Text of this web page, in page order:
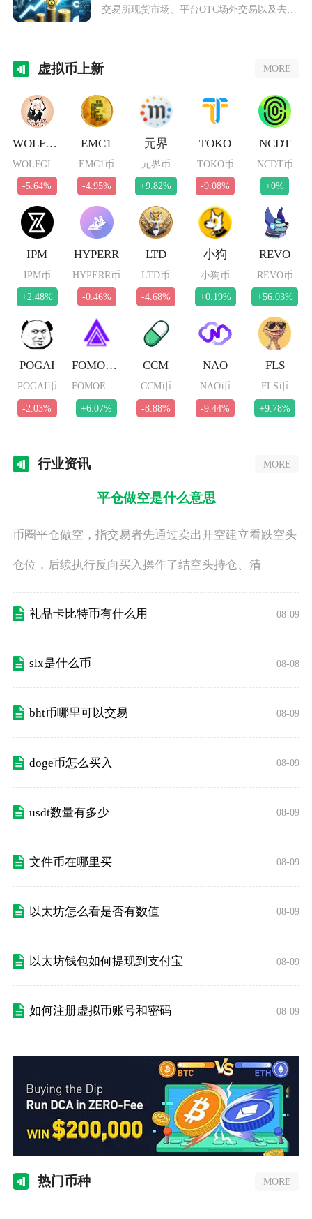
交易所现货市场、平台OTC场外交易以及去中
虚拟币上新 MORE
WOLFGIRL
-5.64%
EMC1
EMC1币
-4.95%
元界
元界币
+9.82%
TOKO
TOKO币
-9.08%
NCDT
NCDT币
+0%
IPM
IPM币
+2.48%
HYPERR
HYPERR币
-0.46%
LTD
LTD币
-4.68%
小狗
小狗币
+0.19%
REVO
REVO币
+56.03%
POGAI
POGAI币
-2.03%
FOMOETH
+6.07%
CCM
CCM币
-8.88%
NAO
NAO币
-9.44%
FLS
FLS币
+9.78%
行业资讯 MORE
平仓做空是什么意思
币圈平仓做空，指交易者先通过卖出开空建立看跌空头
仓位，后续执行反向买入操作了结空头持仓、清
礼品卡比特币有什么用 08-09
slx是什么币 08-08
bht币哪里可以交易 08-09
doge币怎么买入 08-09
usdt数量有多少 08-09
文件币在哪里买 08-09
以太坊怎么看是否有数值 08-09
以太坊钱包如何提现到支付宝 08-09
如何注册虚拟币账号和密码 08-09
热门币种 MORE